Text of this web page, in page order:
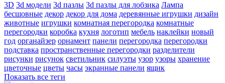
3D 3d модели 3d пазлы 3d пазлы для лобзика Лампа
бесшовные декор декор для дома деревянные игрушки дизайн
животные игрушки комнатная перегородка комнатные
перегородки коробка кухня логотип мебель наклейки новый
год органайзер орнамент панели перегородка перегородки
подставка пространственные перегородки разделители
рисунки рисунок светильник силуэты узор узоры хранение
цветочные цветы часы экранные панели ящик
Показать все теги